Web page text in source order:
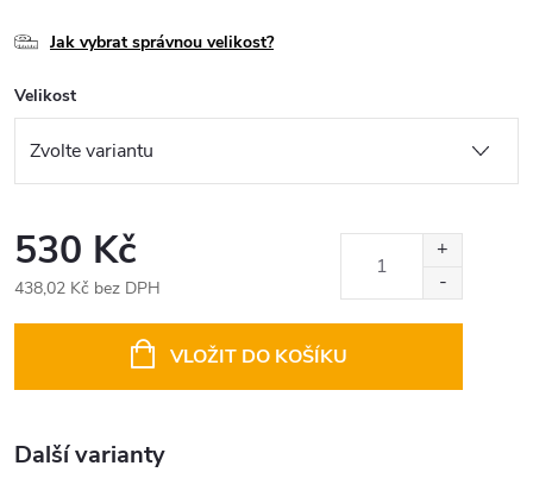
Jak vybrat správnou velikost?
Velikost
530 Kč
438,02 Kč bez DPH
VLOŽIT DO KOŠÍKU
Další varianty